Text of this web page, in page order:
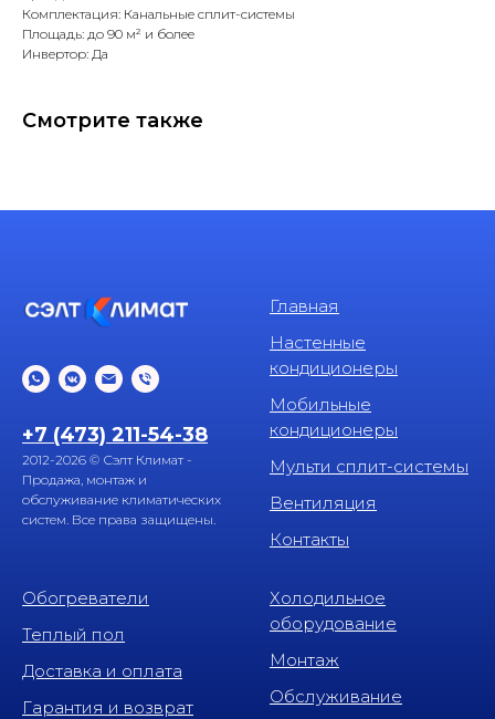
Комплектация: Канальные сплит-системы
Площадь: до 90 м² и более
Инвертор: Да
Смотрите также
+7 (473) 211-54-38
2012-2026 © Сэлт Климат -
Продажа, монтаж и
обслуживание климатических
систем. Все права защищены.
Главная
Настенные
кондиционеры
Мобильные
кондиционеры
Мульти сплит-системы
Вентиляция
Контакты
Обогреватели
Теплый пол
Доставка и оплата
Гарантия и возврат
Холодильное
оборудование
Монтаж
Обслуживание